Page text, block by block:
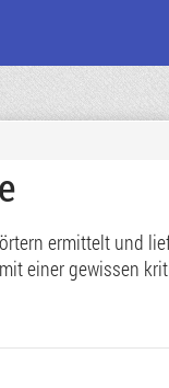
ermittelt und
einer gewissen